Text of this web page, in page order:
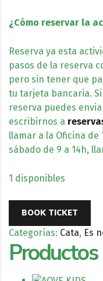
¿Cómo reservar la
Reserva ya esta
pasos de la reserva
pero sin tener que
tu tarjeta bancaria.
reserva puedes
escribirnos a
llamar a la Oficina de
sábado de 9 a 14h,
1 disponibles
BOOK TICKET
Categorías: Cata, Es